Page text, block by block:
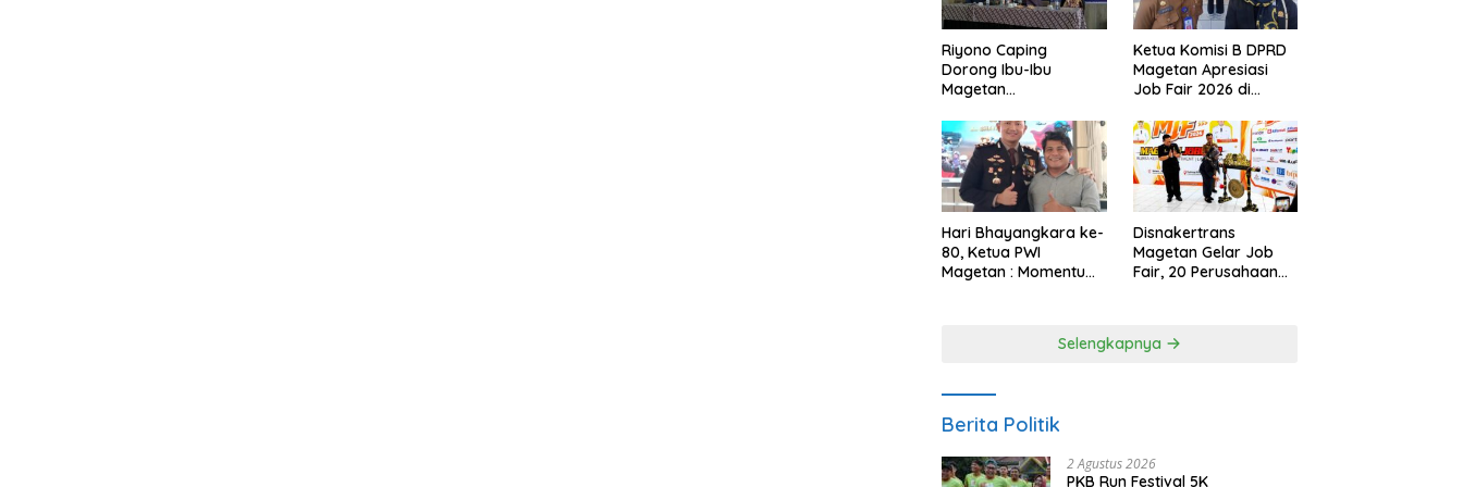
Riyono Caping
Dorong Ibu-Ibu
Magetan
Ikan, Perkuat Budaya
Gemar Makan Ikan
Ketua Komisi B DPRD
Magetan Apresiasi
Job Fair 2026 di
Anggaran
Hari Bhayangkara ke-
80, Ketua PWI
Magetan : Momentum
Disnakertrans
Magetan Gelar Job
Fair, 20 Perusahaan
Selengkapnya
Berita Politik
2 Agustus 2026
PKB Run Festival 5K